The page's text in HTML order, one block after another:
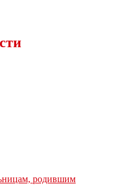
родившим